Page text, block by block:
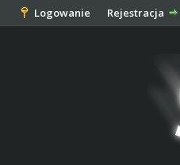
Logowanie Rejestracja